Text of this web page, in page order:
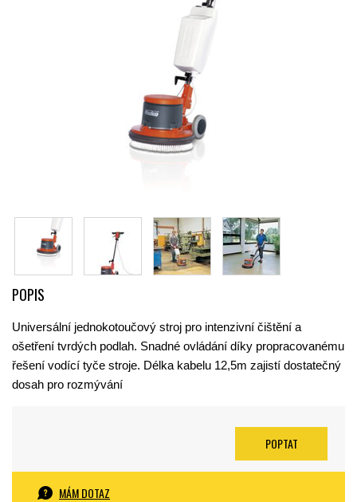
POPIS
Universální jednokotoučový stroj pro intenzivní čištění a
ošetření tvrdých podlah. Snadné ovládání díky propracovanému
řešení vodící tyče stroje. Délka kabelu 12,5m zajistí dostatečný
dosah pro rozmývání
POPTAT
MÁM DOTAZ